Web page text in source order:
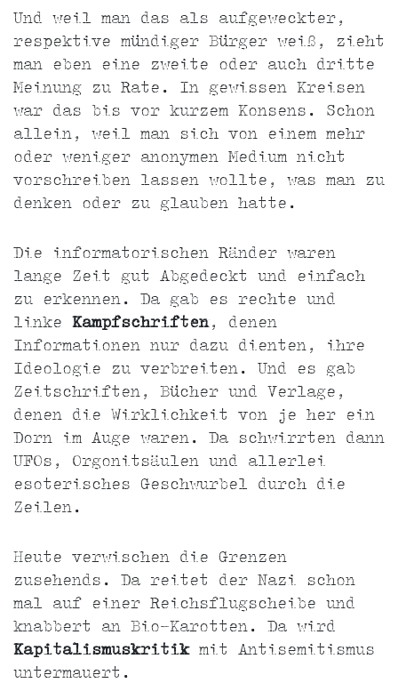
Und weil man das als aufgeweckter,
respektive mündiger Bürger weiß, zieht
man eben eine zweite oder auch dritte
Meinung zu Rate. In gewissen Kreisen
war das bis vor kurzem Konsens. Schon
allein, weil man sich von einem mehr
oder weniger anonymen Medium nicht
vorschreiben lassen wollte, was man zu
denken oder zu glauben hatte.
Die informatorischen Ränder waren
lange Zeit gut Abgedeckt und einfach
zu erkennen. Da gab es rechte und
linke Kampfschriften, denen
Informationen nur dazu dienten, ihre
Ideologie zu verbreiten. Und es gab
Zeitschriften, Bücher und Verlage,
denen die Wirklichkeit von je her ein
Dorn im Auge waren. Da schwirrten dann
UFOs, Orgonitsäulen und allerlei
esoterisches Geschwurbel durch die
Zeilen.
Heute verwischen die Grenzen
zusehends. Da reitet der Nazi schon
mal auf einer Reichsflugscheibe und
knabbert an Bio-Karotten. Da wird
Kapitalismuskritikmit Antisemitismus
untermauert.